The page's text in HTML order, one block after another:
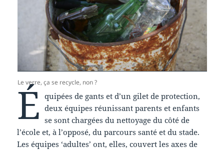
Le verre, ça se recycle, non ?
É quipées de gants et d’un gilet de protection,
deux équipes réunissant parents et enfants
se sont chargées du nettoyage du côté de
l’école et, à l’opposé, du parcours santé et du stade.
Les équipes ‘adultes’ ont, elles, couvert les axes de